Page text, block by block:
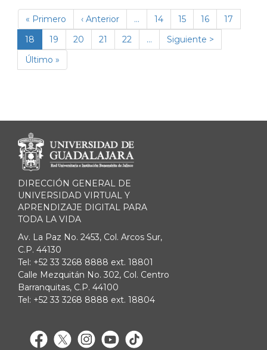
Paginación
Primera
página
« Primero
Página
anterior
‹ Anterior … Página
14 Página
15 Página
16 Página
17
Página
actual
18 Página
19 Página
20 Página
21 Página
22 …
Siguiente
página
Siguiente >
Última
página
Último »
DIRECCIÓN GENERAL DE
UNIVERSIDAD VIRTUAL Y
APRENDIZAJE DIGITAL PARA
TODA LA VIDA
Av. La Paz No. 2453, Col. Arcos Sur,
C.P. 44130
Tel: +52 33 3268 8888 ext. 18801
Calle Mezquitán No. 302, Col. Centro
Barranquitas, C.P. 44100
Tel: +52 33 3268 8888 ext. 18804